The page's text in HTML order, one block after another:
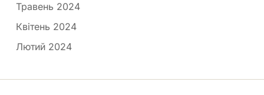
Травень 2024
Квітень 2024
Лютий 2024